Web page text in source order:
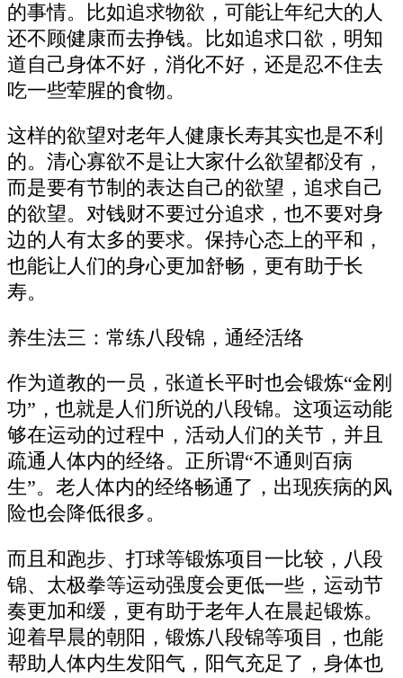
的事情。比如追求物欲，可能让年纪大的人
还不顾健康而去挣钱。比如追求口欲，明知
道自己身体不好，消化不好，还是忍不住去
吃一些荤腥的食物。
这样的欲望对老年人健康长寿其实也是不利
的。清心寡欲不是让大家什么欲望都没有，
而是要有节制的表达自己的欲望，追求自己
的欲望。对钱财不要过分追求，也不要对身
边的人有太多的要求。保持心态上的平和，
也能让人们的身心更加舒畅，更有助于长
寿。
养生法三：常练八段锦，通经活络
作为道教的一员，张道长平时也会锻炼“金刚
功”，也就是人们所说的八段锦。这项运动能
够在运动的过程中，活动人们的关节，并且
疏通人体内的经络。正所谓“不通则百病
生”。老人体内的经络畅通了，出现疾病的风
险也会降低很多。
而且和跑步、打球等锻炼项目一比较，八段
锦、太极拳等运动强度会更低一些，运动节
奏更加和缓，更有助于老年人在晨起锻炼。
迎着早晨的朝阳，锻炼八段锦等项目，也能
帮助人体内生发阳气，阳气充足了，身体也